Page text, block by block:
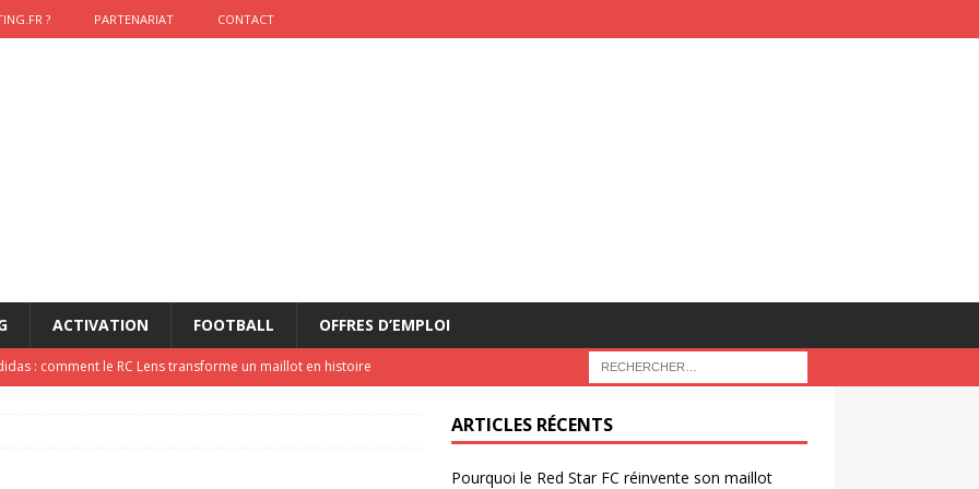
? PARTENARIAT CONTACT
ACTIVATION FOOTBALL OFFRES D’EMPLOI
: comment le RC Lens transforme un maillot en histoire
de Zinedine Zidane par adidas est de retour à
ARTICLES RÉCENTS
Pourquoi le Red Star FC réinvente son maillot